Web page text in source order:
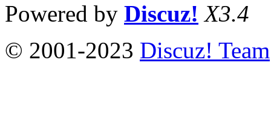
Powered by Discuz! X3.4
© 2001-2023 Discuz! Team